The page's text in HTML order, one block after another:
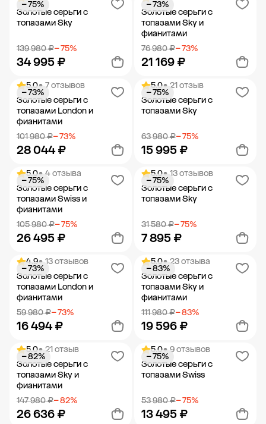
Добавить в корзину Добавить в корзину
Золотые серьги с
топазами Sky
139 980 ₽− 75%
34 995 ₽
− 75%
Добавить в корзину
Золотые серьги с
топазами Sky и
фианитами
76 980 ₽− 73%
21 169 ₽
− 73%
Добавить в корзину
5.0• 7 отзывов
Золотые серьги с
топазами London и
фианитами
101 980 ₽− 73%
28 044 ₽
− 73%
Добавить в корзину
5.0• 21 отзыв
Золотые серьги с
топазами Sky
63 980 ₽− 75%
15 995 ₽
− 75%
Добавить в корзину
5.0• 4 отзыва
Золотые серьги с
топазами Swiss и
фианитами
105 980 ₽− 75%
26 495 ₽
− 75%
Добавить в корзину
5.0• 13 отзывов
Золотые серьги с
топазами Sky
31 580 ₽− 75%
7 895 ₽
− 75%
Добавить в корзину
4.9• 13 отзывов
Золотые серьги с
топазами London и
фианитами
59 980 ₽− 73%
16 494 ₽
− 73%
Добавить в корзину
5.0• 23 отзыва
Золотые серьги с
топазами Sky и
фианитами
111 980 ₽− 83%
19 596 ₽
− 83%
Добавить в корзину
5.0• 21 отзыв
Золотые серьги с
топазами Sky и
фианитами
147 980 ₽− 82%
26 636 ₽
− 82%
5.0• 9 отзывов
Золотые серьги с
топазами Swiss
53 980 ₽− 75%
13 495 ₽
− 75%